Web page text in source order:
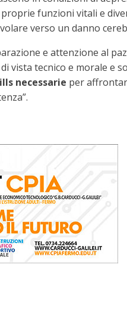
funzioni vitali e
verso un danno
e attenzione al
vista tecnico e morale
necessarie per